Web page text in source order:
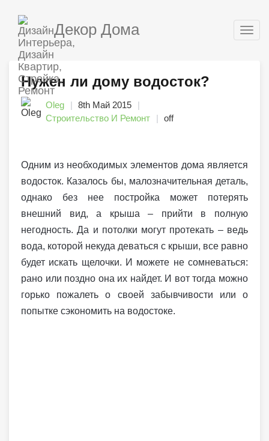
Декор Дома
Нужен ли дому водосток?
Oleg
8th Май 2015
Строительство И Ремонт
off
Одним из необходимых элементов дома является
водосток. Казалось бы, малозначительная деталь,
однако без нее постройка может потерять
внешний вид, а крыша – прийти в полную
негодность. Да и потолки могут протекать – ведь
вода, которой некуда деваться с крыши, все равно
будет искать щелочки. И можете не сомневаться:
рано или поздно она их найдет. И вот тогда можно
горько пожалеть о своей забывчивости или о
попытке сэкономить на водостоке.